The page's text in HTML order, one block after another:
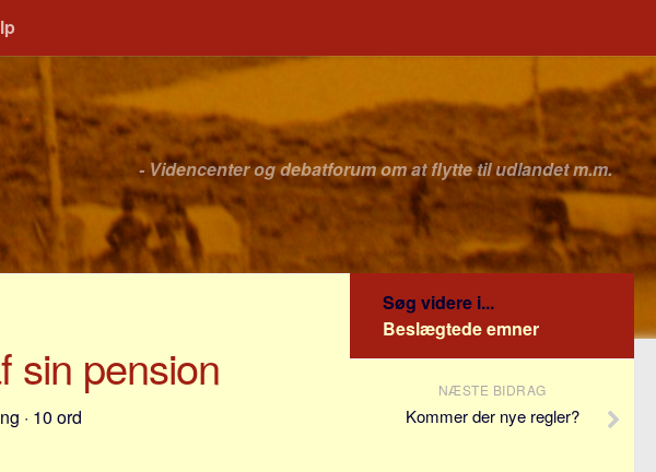
- Videncenter og debatforum om at flytte til udlandet m.m.
sin pension
· 10 ord
Søg videre i...
Beslægtede emner
NÆSTE BIDRAG
Kommer der nye regler?